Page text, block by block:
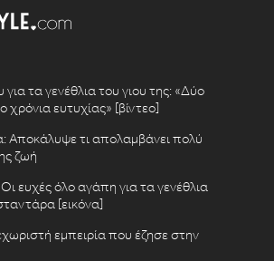
τα γενέθλια του γιου της: «Δύο
ευτυχίας» [βίντεο]
Αποκάλυψε τι απολαμβάνει πολύ
ζωή
ευχές όλο αγάπη για τα γενέθλια
[εικόνα]
εμπειρία που έζησε στην